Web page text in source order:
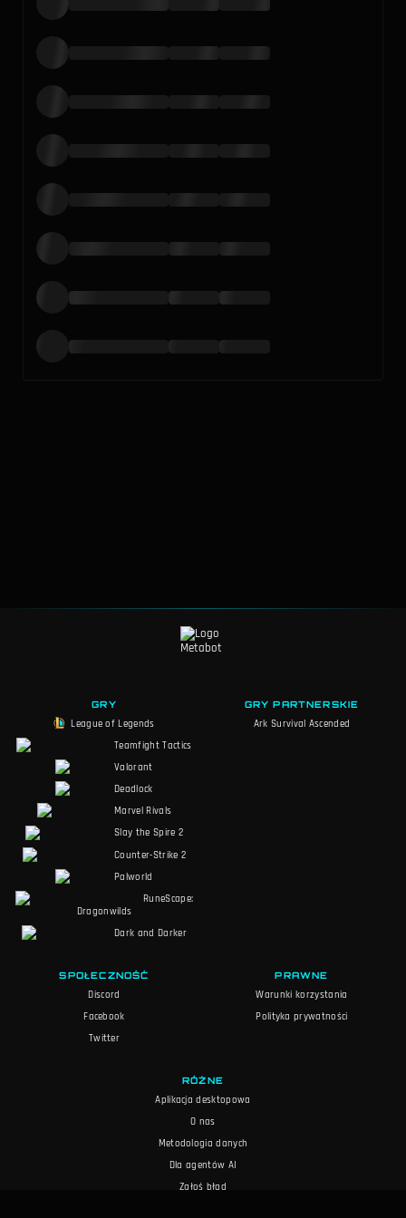
GRY
League of Legends
Teamfight Tactics
Valorant
Deadlock
Marvel Rivals
Slay the Spire 2
Counter-Strike 2
Palworld
RuneScape:
Dragonwilds
Dark and Darker
GRY PARTNERSKIE
Ark Survival Ascended
SPOŁECZNOŚĆ
Discord
Facebook
Twitter
PRAWNE
Warunki korzystania
Polityka prywatności
RÓŻNE
Aplikacja desktopowa
O nas
Metodologia danych
Dla agentów AI
Zgłoś błąd